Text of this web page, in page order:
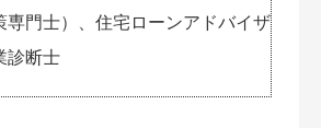
専門士）、住宅ローンアドバイザ
診断士